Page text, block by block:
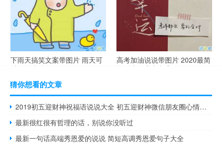
下雨天搞笑文案带图片 雨天可
以发的幽默句子
高考加油说说带图片 2020最简
单励志的高考文案
猜你想看的文章
2019初五迎财神祝福语说说大全 初五迎财神微信朋友圈心情说说
最新很红很有哲理的话，别说你没听过
最新一句话高端秀恩爱的说说 简短高调秀恩爱句子大全